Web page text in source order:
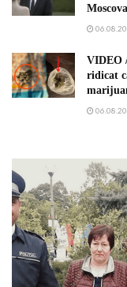
Moscova
VIDEO
ridicat